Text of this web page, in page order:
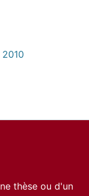
thèse ou d'un